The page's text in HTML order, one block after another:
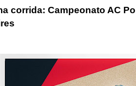
corrida: Campeonato AC